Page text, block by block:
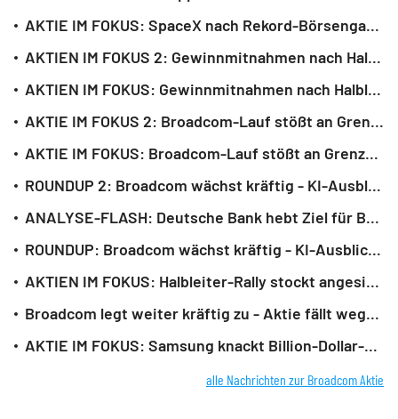
AKTIE IM FOKUS: SpaceX nach Rekord-Börsengang auch zum Wochenstart gefragt
AKTIEN IM FOKUS 2: Gewinnmitnahmen nach Halbleiter-Rally - Anthropic mahnt
AKTIEN IM FOKUS: Gewinnmitnahmen nach Halbleiter-Rally - Anthropic mahnt
AKTIE IM FOKUS 2: Broadcom-Lauf stößt an Grenzen - Belastungsfaktor für Nasdaq
AKTIE IM FOKUS: Broadcom-Lauf stößt an Grenzen - Belastungsfaktor für Nasdaq
ROUNDUP 2: Broadcom wächst kräftig - KI-Ausblick enttäuscht aber hohe Erwartung
ANALYSE-FLASH: Deutsche Bank hebt Ziel für Broadcom auf 515 Dollar - 'Buy'
ROUNDUP: Broadcom wächst kräftig - KI-Ausblick enttäuscht aber hohe Erwartung
AKTIEN IM FOKUS: Halbleiter-Rally stockt angesichts extremer Erwartungen
Broadcom legt weiter kräftig zu - Aktie fällt wegen enttäuschendem KI-Ausblick
AKTIE IM FOKUS: Samsung knackt Billion-Dollar-Marke - KI-Chipnachfrage treibt
alle Nachrichten zur Broadcom Aktie